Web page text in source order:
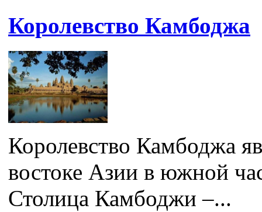
Королевство Камбоджа
Королевство Камбоджа
востоке Азии в южной
Столица Камбоджи –...